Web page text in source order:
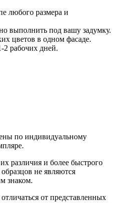
любого размера и
выполнить под вашу задумку.
цветов в одном фасаде.
2 рабочих дней.
по индивидуальному
различия и более быстрого
не являются
знаком.
от представленных